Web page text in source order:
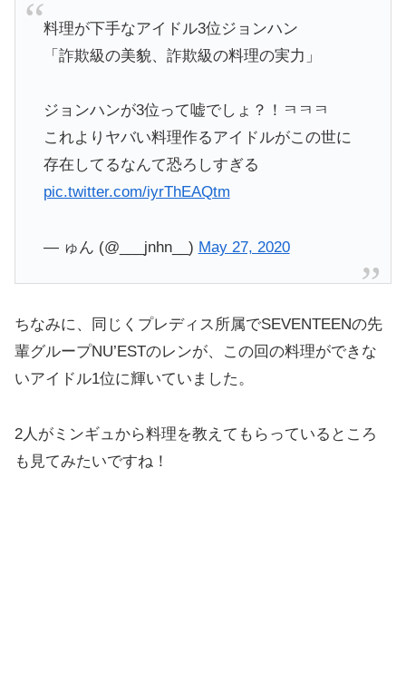
料理が下手なアイドル3位ジョンハン
「詐欺級の美貌、詐欺級の料理の実力」
ジョンハンが3位って嘘でしょ？！ㅋㅋㅋ
これよりヤバい料理作るアイドルがこの世に
存在してるなんて恐ろしすぎる
pic.twitter.com/iyrThEAQtm
— ゅん (@___jnhn__) May 27, 2020
ちなみに、同じくプレディス所属でSEVENTEENの先
輩グループNU’ESTのレンが、この回の料理ができな
いアイドル1位に輝いていました。
2人がミンギュから料理を教えてもらっているところ
も見てみたいですね！